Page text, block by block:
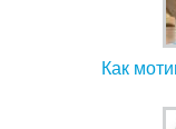
Как